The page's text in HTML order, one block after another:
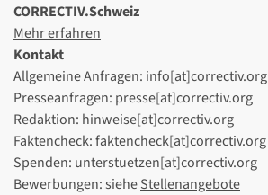
CORRECTIV.Schweiz
Mehr erfahren
Kontakt
Allgemeine Anfragen: info[at]correctiv.org
Presseanfragen: presse[at]correctiv.org
Redaktion: hinweise[at]correctiv.org
Faktencheck: faktencheck[at]correctiv.org
Spenden: unterstuetzen[at]correctiv.org
Bewerbungen: sieheStellenangebote